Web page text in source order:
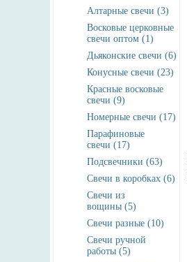
Алтарные свечи (3)
Восковые церковные
свечи оптом (1)
Дьяконские свечи (6)
Конусные свечи (23)
Красные восковые
свечи (9)
Номерные свечи (17)
Парафиновые
свечи (17)
Подсвечники (63)
Свечи в коробках (6)
Свечи из
вощины (5)
Свечи разные (10)
Свечи ручной
работы (5)